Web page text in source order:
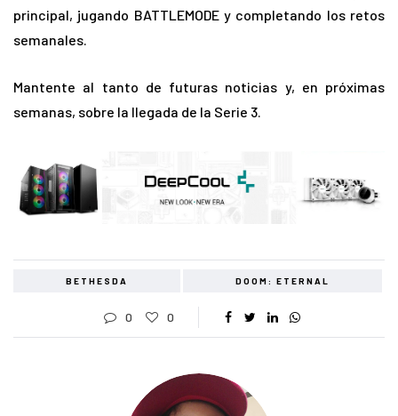
principal, jugando BATTLEMODE y completando los retos
semanales.
Mantente al tanto de futuras noticias y, en próximas
semanas, sobre la llegada de la Serie 3.
BETHESDA DOOM: ETERNAL
0 0